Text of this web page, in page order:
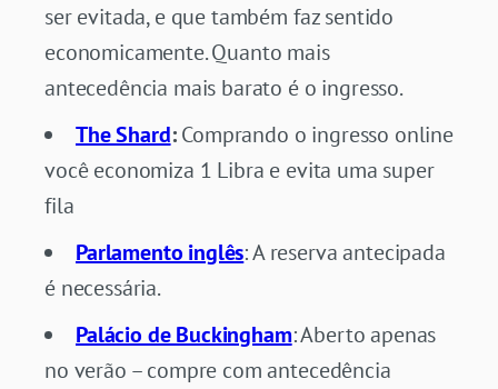
ser evitada, e que também faz sentido
economicamente. Quanto mais
antecedência mais barato é o ingresso.
The Shard:Comprando o ingresso online
você economiza 1 Libra e evita uma super
fila
Parlamento inglês: A reserva antecipada
é necessária.
Palácio de Buckingham: Aberto apenas
no verão – compre com antecedência